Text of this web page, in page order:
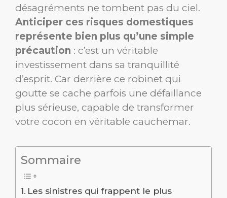
désagréments ne tombent pas du ciel.
Anticiper ces risques domestiques
représente bien plus qu’une simple
précaution : c’est un véritable
investissement dans sa tranquillité
d’esprit. Car derrière ce robinet qui
goutte se cache parfois une défaillance
plus sérieuse, capable de transformer
votre cocon en véritable cauchemar.
Sommaire
Les sinistres qui frappent le plus